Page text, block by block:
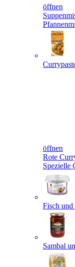
öffnen
öffnen
Rote
Spezielle
Fisch und
Sambal